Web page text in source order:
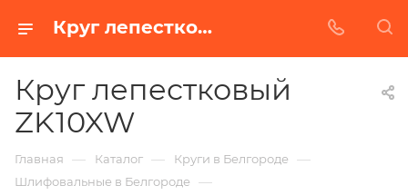
Круг лепестковый ZK10XW в Белгороде | Купить по недорогой цене от Абразивного Завода
Круг лепестковый
ZK10XW
Главная — Каталог — Круги в Белгороде —
Шлифовальные в Белгороде —